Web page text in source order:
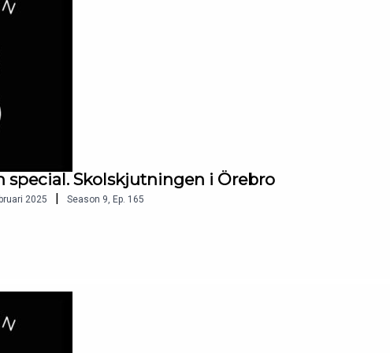
special. Skolskjutningen i Örebro
2025 | Season 9 Ep. 165